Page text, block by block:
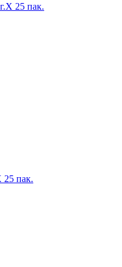
25 пак.
25 пак.